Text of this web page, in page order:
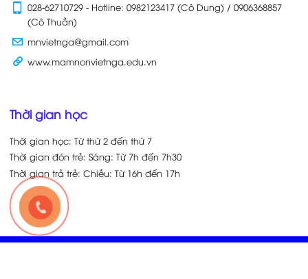
028-62710729 - Hotline: 0982123417 (Cô Dung) / 0906368857
(Cô Thuần)
mnvietnga@gmail.com
www.mamnonvietnga.edu.vn
Thời gian học
Thời gian học: Từ thứ 2 đến thứ 7
Thời gian đón trẻ: Sáng: Từ 7h đến 7h30
Thời gian trả trẻ: Chiều: Từ 16h đến 17h